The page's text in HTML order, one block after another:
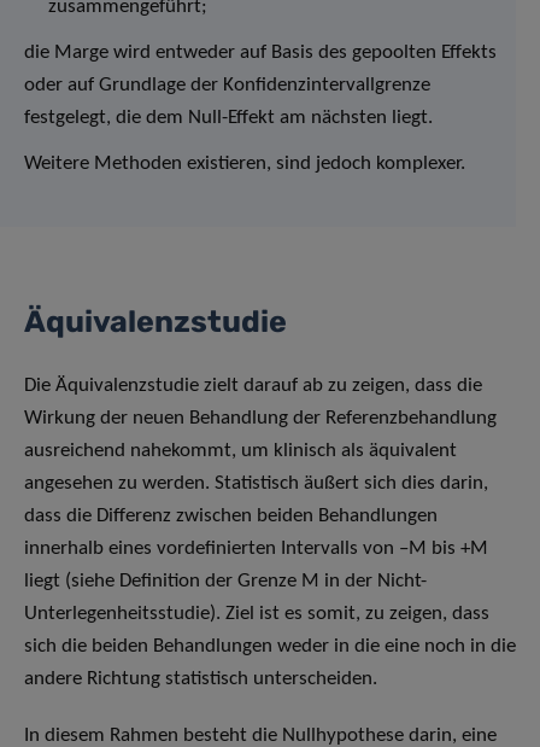
zusammengeführt;
die Marge wird entweder auf Basis des gepoolten Effekts
oder auf Grundlage der Konfidenzintervallgrenze
festgelegt, die dem Null-Effekt am nächsten liegt.
Weitere Methoden existieren, sind jedoch komplexer.
Äquivalenzstudie
Die Äquivalenzstudie zielt darauf ab zu zeigen, dass die
Wirkung der neuen Behandlung der Referenzbehandlung
ausreichend nahekommt, um klinisch als äquivalent
angesehen zu werden. Statistisch äußert sich dies darin,
dass die Differenz zwischen beiden Behandlungen
innerhalb eines vordefinierten Intervalls von –M bis +M
liegt (siehe Definition der Grenze M in der Nicht-
Unterlegenheitsstudie). Ziel ist es somit, zu zeigen, dass
sich die beiden Behandlungen weder in die eine noch in die
andere Richtung statistisch unterscheiden.
In diesem Rahmen besteht die Nullhypothese darin, eine